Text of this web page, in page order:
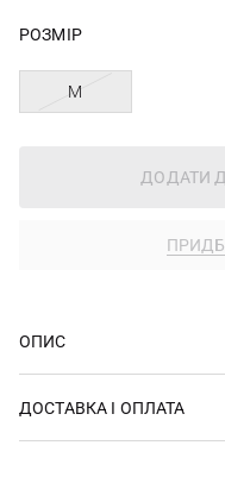
РОЗМІР
M
ДОДАТИ
ОПИС
ДОСТАВКА І ОПЛАТА